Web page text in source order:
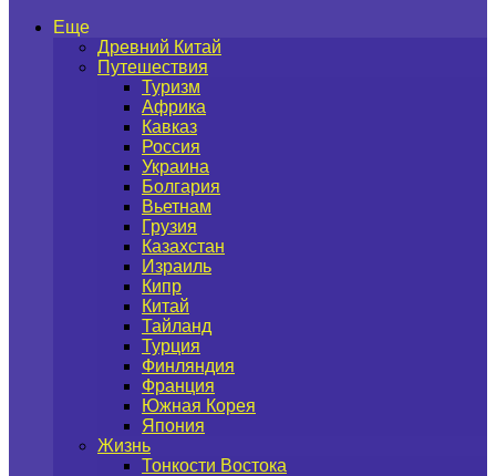
Еще
Древний Китай
Путешествия
Туризм
Африка
Кавказ
Россия
Украина
Болгария
Вьетнам
Грузия
Казахстан
Израиль
Кипр
Китай
Тайланд
Турция
Финляндия
Франция
Южная Корея
Япония
Жизнь
Тонкости Востока